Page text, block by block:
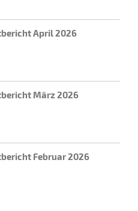
April 2026
März 2026
Februar 2026